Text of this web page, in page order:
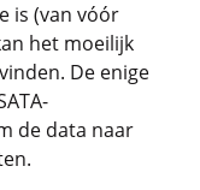
is (van vóór
het moeilijk
De enige
de data naar